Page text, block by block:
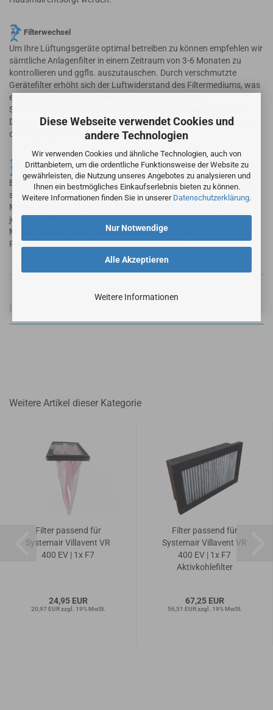
Diese Webseite verwendet Cookies und
andere Technologien
Wir verwenden Cookies und ähnliche Technologien, auch von
Drittanbietern, um die ordentliche Funktionsweise der Website zu
gewährleisten, die Nutzung unseres Angebotes zu analysieren und
Ihnen ein bestmögliches Einkaufserlebnis bieten zu können.
Weitere Informationen finden Sie in unserer Datenschutzerklärung.
Alle Akzeptieren
Nur Notwendige
Weitere Informationen
Filterwechsel
Um Ihre Lüftungsgeräte optimal betreiben zu können empfehlen wir
sämtliche Anlagenfilter in einem Zeitraum von 3-6 Monaten zu
kontrollieren und ggfls. auszutauschen. Durch verschmutzte
Gerätefilter erhöht sich der Luftwiderstand des Filtermediums, was
eine geringere Luftwechselrate sowie einen erhöhten
Stromverbrauch und Verschleiß der Lüftungsanlage verursacht.
Durch die Reduzierung der Volumenströme verschlechtert sich in
der Folge das Raumklima.
Hinweis
Bei den angebotenen Filtern handelt es sich nicht um Originalfilter
sondern um alternative Ersatzfilter in vergleichbarer Qualität. Alle
Markennamen und geschützte Warenzeichen sind Eigentum der
jeweiligen Markennameninhaber. Die Verwendung der
Markennamen / Warenzeichen dient lediglich der
Produktbeschreibung der angebotenen Artikel.
Informationen zur Produktsicherheit
Weitere Artikel dieser Kategorie
Filter passend für
Systemair Villavent VR
400 EV | 1x F7
24,95 EUR
20,97 EUR zzgl. 19% MwSt.
Filter passend für
Systemair Villavent VR
400 EV | 1x F7
Aktivkohlefilter
67,25 EUR
56,51 EUR zzgl. 19% MwSt.